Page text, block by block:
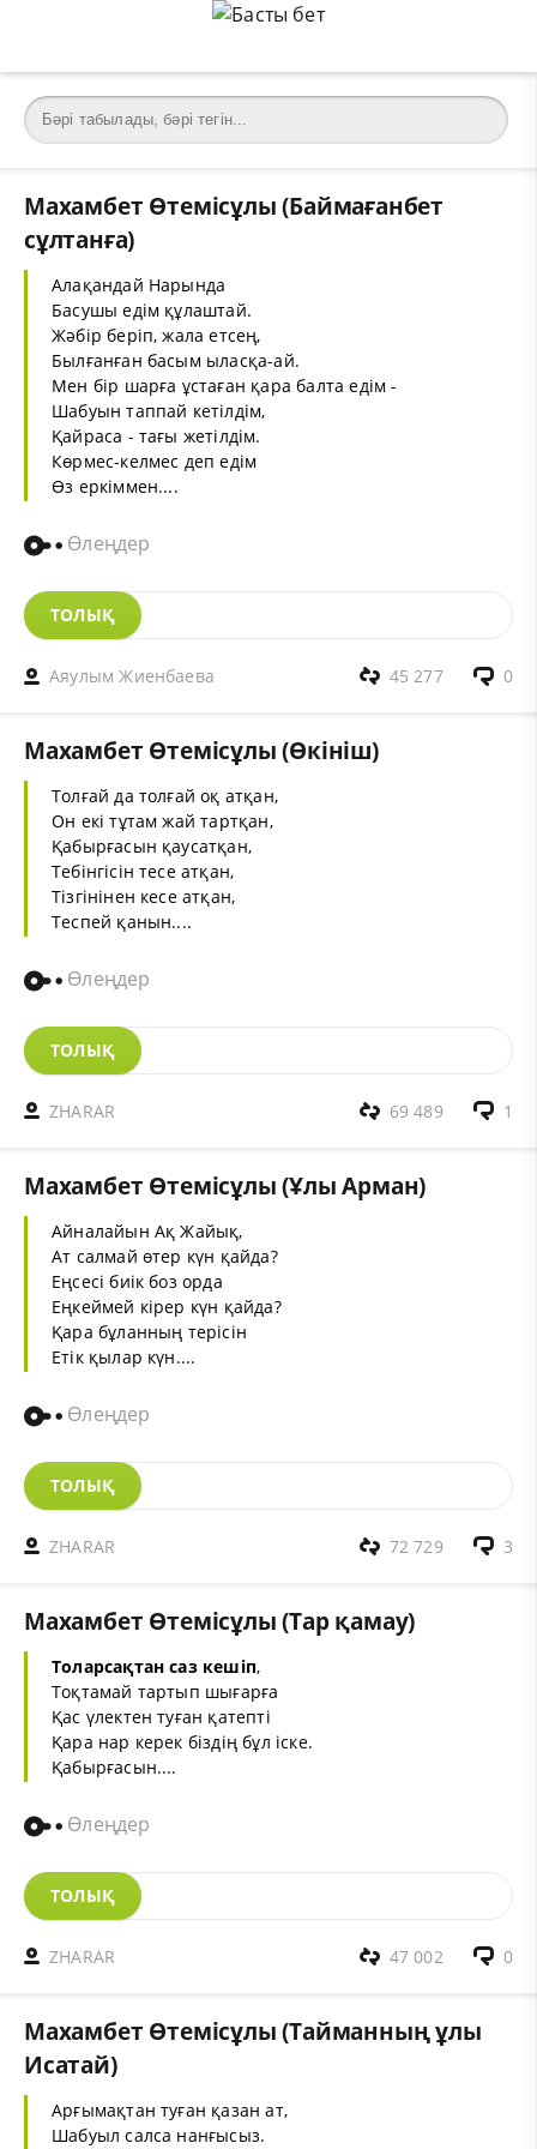
Махамбет Өтемісұлы (Баймағанбет
сұлтанға)
Алақандай Нарында
Басушы едім құлаштай.
Жәбір беріп, жала етсең,
Былғанған басым ыласқа-ай.
Мен бір шарға ұстаған қара балта едім -
Шабуын таппай кетілдім,
Қайраса - тағы жетілдім.
Көрмес-келмес деп едім
Өз еркіммен....
Өлеңдер
ТОЛЫҚ
Аяулым Жиенбаева 0
45 277
Махамбет Өтемісұлы (Өкініш)
Толғай да толғай оқ атқан,
Он екі тұтам жай тартқан,
Қабырғасын қаусатқан,
Тебінгісін тесе атқан,
Тізгінінен кесе атқан,
Теспей қанын....
Өлеңдер
ТОЛЫҚ
ZHARAR 1
69 489
Махамбет Өтемісұлы (Ұлы Арман)
Айналайын Ақ Жайық,
Ат салмай өтер күн қайда?
Еңсесі биік боз орда
Еңкеймей кірер күн қайда?
Қара бұланның терісін
Етік қылар күн....
Өлеңдер
ТОЛЫҚ
ZHARAR 3
72 729
Махамбет Өтемісұлы (Тар қамау)
Толарсақтан саз кешіп,
Тоқтамай тартып шығарға
Қас үлектен туған қатепті
Қара нар керек біздің бұл іске.
Қабырғасын....
Өлеңдер
ТОЛЫҚ
ZHARAR 0
47 002
Махамбет Өтемісұлы (Тайманның ұлы
Исатай)
Арғымақтан туған қазан ат,
Шабуыл салса нанғысыз.